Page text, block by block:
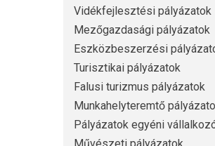
Vidékfejlesztési pályázatok
Mezőgazdasági pályázatok
Eszközbeszerzési
Turisztikai pályázatok
Falusi turizmus pályázatok
Munkahelyteremtő
Pályázatok egyéni